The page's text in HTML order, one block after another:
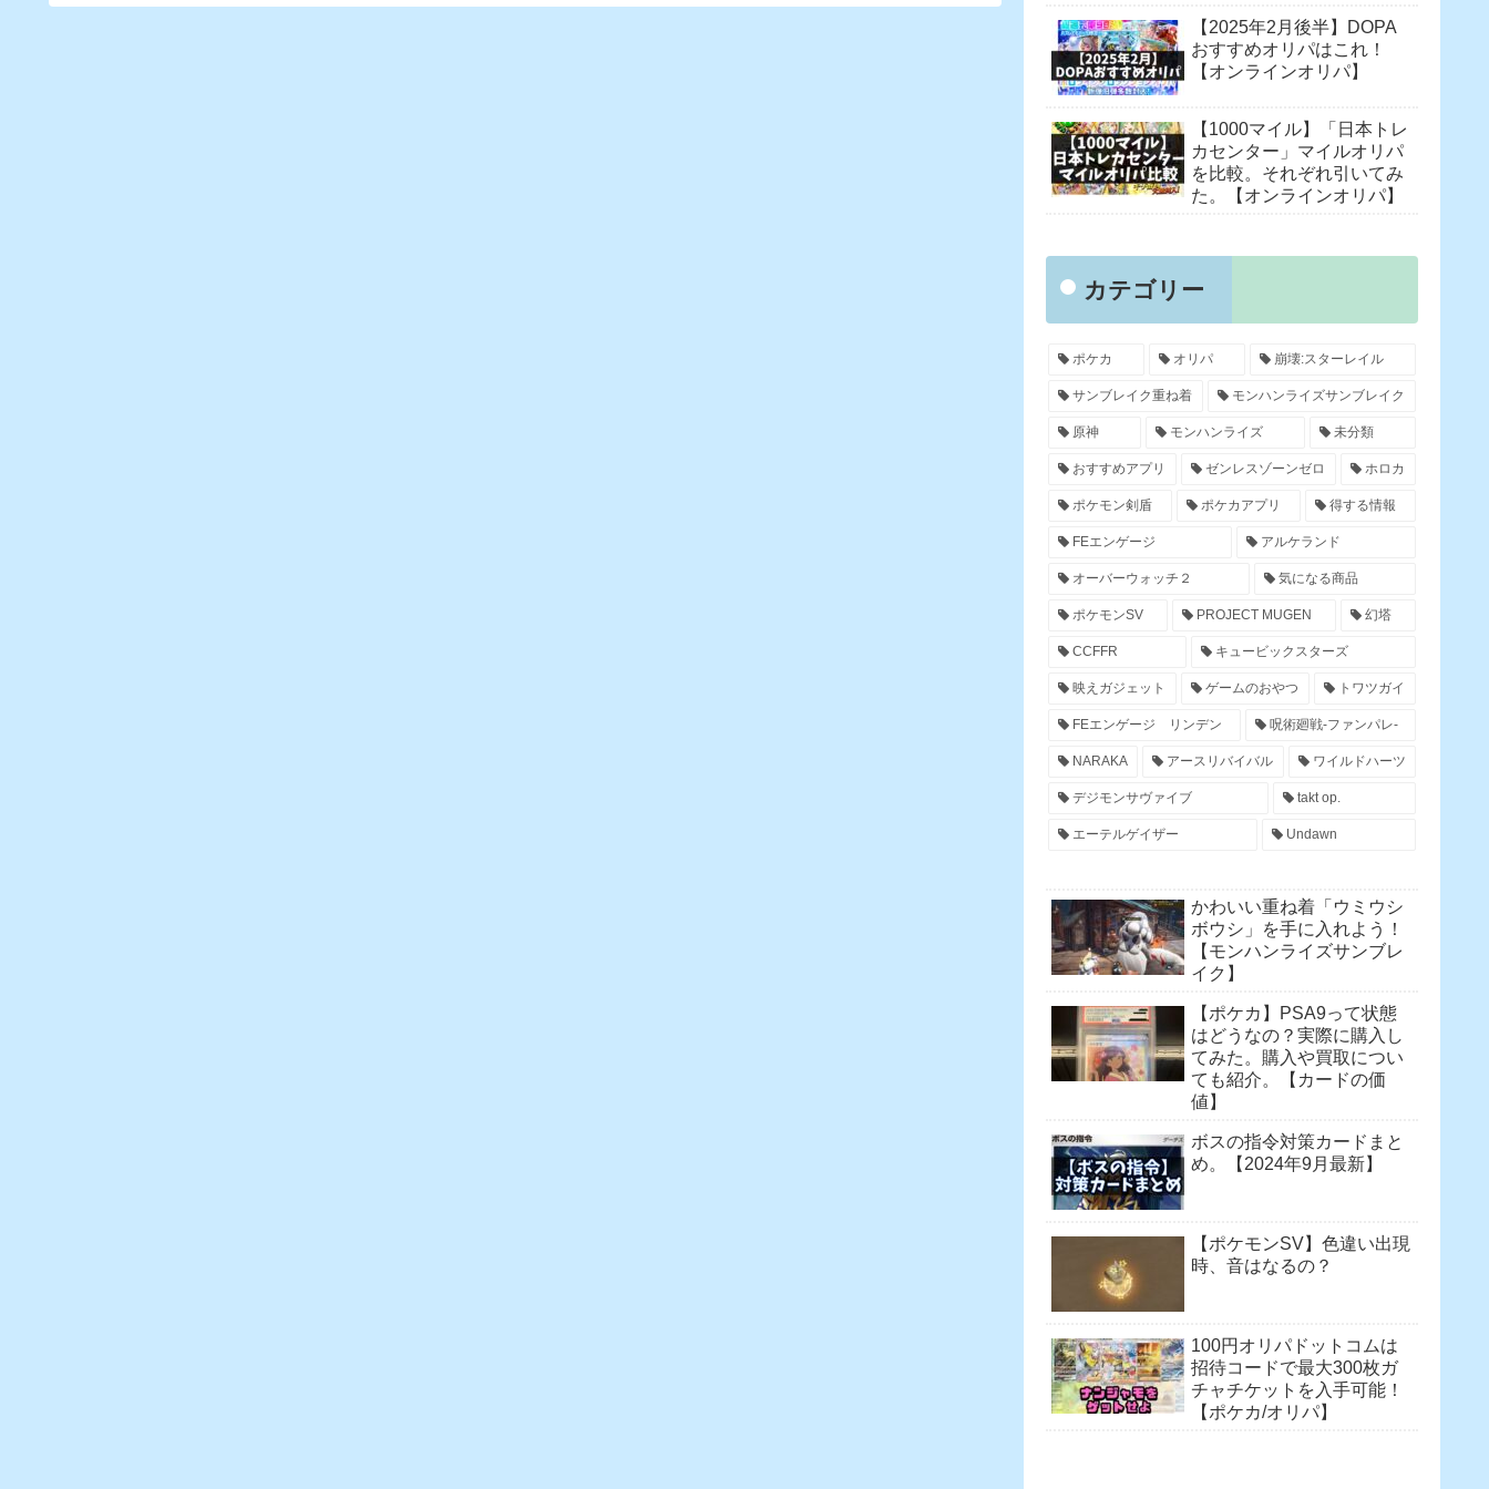
【2025年2月後半】DOPA
おすすめオリパはこれ！
【オンラインオリパ】
【1000マイル】「日本トレ
カセンター」マイルオリパ
を比較。それぞれ引いてみ
た。【オンラインオリパ】
カテゴリー
ポケカ オリパ 崩壊:スターレイル
サンブレイク重ね着 モンハンライズサンブレイク
原神 モンハンライズ 未分類
おすすめアプリ ゼンレスゾーンゼロ ホロカ
ポケモン剣盾 ポケカアプリ 得する情報
FEエンゲージ アルケランド
オーバーウォッチ２ 気になる商品
ポケモンSV PROJECT MUGEN 幻塔
CCFFR キュービックスターズ
映えガジェット ゲームのおやつ トワツガイ
FEエンゲージ リンデン 呪術廻戦-ファンパレ-
NARAKA アースリバイバル ワイルドハーツ
デジモンサヴァイブ takt op.
エーテルゲイザー Undawn
かわいい重ね着「ウミウシ
ボウシ」を手に入れよう！
【モンハンライズサンブレ
イク】
【ポケカ】PSA9って状態
はどうなの？実際に購入し
てみた。購入や買取につい
ても紹介。【カードの価
値】
ボスの指令対策カードまと
め。【2024年9月最新】
【ポケモンSV】色違い出現
時、音はなるの？
100円オリパドットコムは
招待コードで最大300枚ガ
チャチケットを入手可能！
【ポケカ/オリパ】